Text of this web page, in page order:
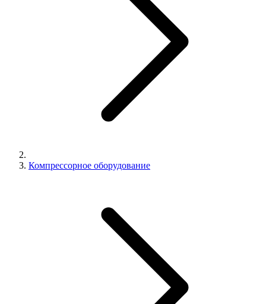
Компрессорное оборудование